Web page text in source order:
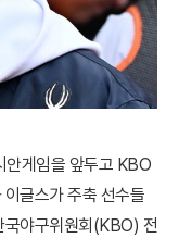
안게임을 앞두고 KBO
글스가 주축 선수들
국야구위원회(KBO) 전